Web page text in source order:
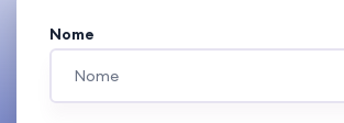
Nome